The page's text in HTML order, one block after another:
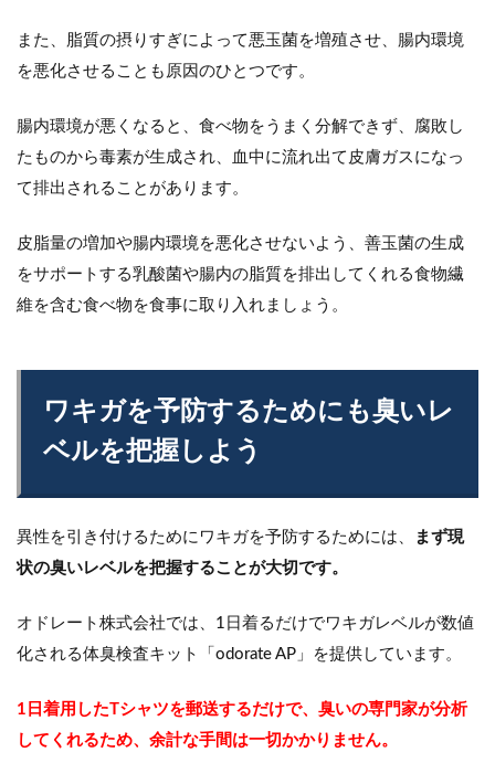
また、脂質の摂りすぎによって悪玉菌を増殖させ、腸内環境
を悪化させることも原因のひとつです。
腸内環境が悪くなると、食べ物をうまく分解できず、腐敗し
たものから毒素が生成され、血中に流れ出て皮膚ガスになっ
て排出されることがあります。
皮脂量の増加や腸内環境を悪化させないよう、善玉菌の生成
をサポートする乳酸菌や腸内の脂質を排出してくれる食物繊
維を含む食べ物を食事に取り入れましょう。
ワキガを予防するためにも臭いレ
ベルを把握しよう
異性を引き付けるためにワキガを予防するためには、
まず現
状の臭いレベルを把握することが大切です。
オドレート株式会社では、1日着るだけでワキガレベルが数値
化される体臭検査キット「odorate AP」を提供しています。
1日着用したTシャツを郵送するだけで、臭いの専門家が分析
してくれるため、余計な手間は一切かかりません。